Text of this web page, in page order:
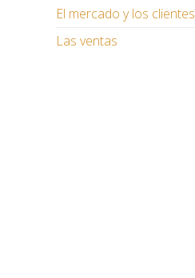
El mercado y los clientes
Las ventas